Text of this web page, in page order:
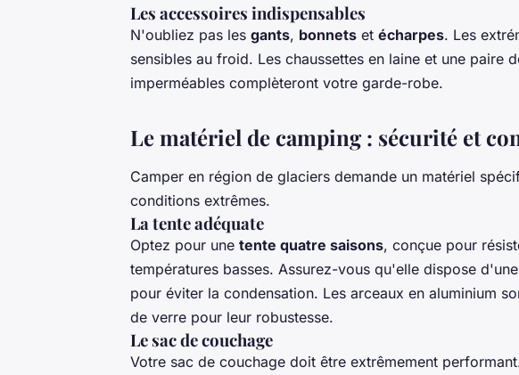
Les accessoires indispensables
N'oubliez pas les gants, bonnets et écharpes. Les
sensibles au froid. Les chaussettes en laine et une paire
imperméables complèteront votre garde-robe.
Le matériel de camping : sécurité et
Camper en région de glaciers demande un matériel
conditions extrêmes.
La tente adéquate
Optez pour une tente quatre saisons, conçue pour
températures basses. Assurez-vous qu'elle dispose
pour éviter la condensation. Les arceaux en aluminium
de verre pour leur robustesse.
Le sac de couchage
Votre sac de couchage doit être extrêmement